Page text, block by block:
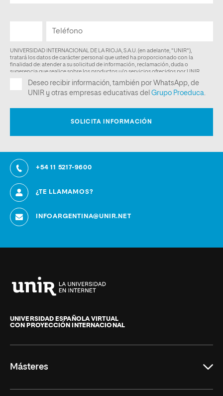
+54 11 5217-9600
¿TE LLAMAMOS?
INFOARGENTINA@UNIR.NET
de
La
UNIVERSIDAD ESPAÑOLA VIRTUAL
CON PROYECCIÓN INTERNACIONAL
Másteres